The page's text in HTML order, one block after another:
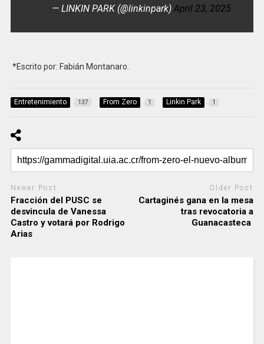
— LINKIN PARK (@linkinpark) April 23, 2025
*Escrito por: Fabián Montanaro.
Entretenimiento 137 From Zero 1 Linkin Park 1
Newer Post
Fracción del PUSC se
desvincula de Vanessa
Castro y votará por Rodrigo
Arias
Older Post
Cartaginés gana en la mesa
tras revocatoria a
Guanacasteca